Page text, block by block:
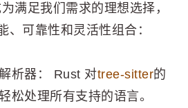
满足我们需求的理想选择，
、可靠性和灵活性组合：
析器： Rust 对tree-sitter的
松处理所有支持的语言。